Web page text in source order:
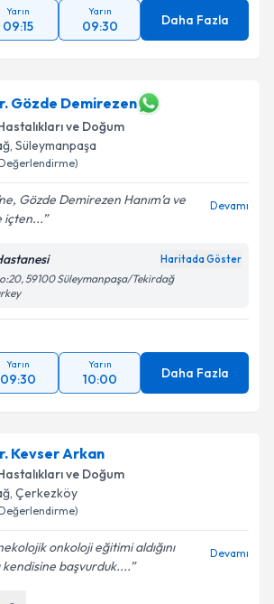
Yarın
09:15
Yarın
09:30 Daha Fazla
Gözde Demirezen
ve Doğum
, Süleymanpaşa
Gözde Demirezen Hanım’a ve
içten...
Devamı
Haritada Göster
59100 Süleymanpaşa/Tekirdağ
Yarın
09:30
Yarın
10:00 Daha Fazla
Kevser Arkan
ve Doğum
, Çerkezköy
onkoloji eğitimi aldığını
başvurduk....
Devamı